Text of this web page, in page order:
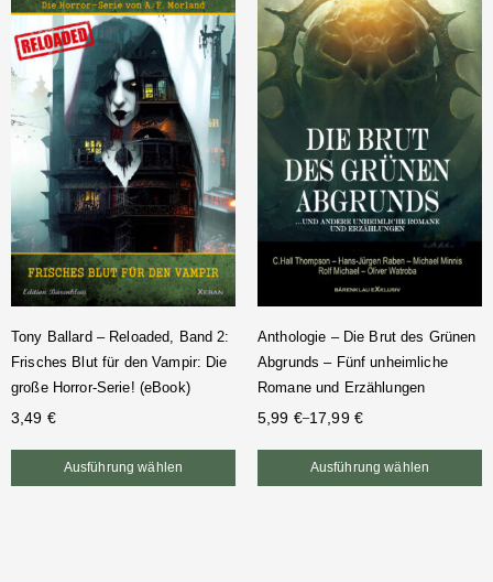
Tony Ballard – Reloaded, Band 2:
Frisches Blut für den Vampir: Die
große Horror-Serie! (eBook)
3,49 €
Ausführung wählen
Anthologie – Die Brut des Grünen
Abgrunds – Fünf unheimliche
Romane und Erzählungen
5,99 €–17,99 €
Ausführung wählen